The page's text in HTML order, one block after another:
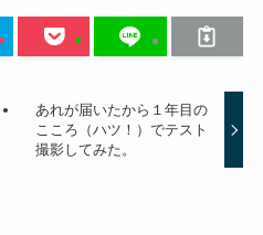
あれが届いたから１年目の
こころ（ハツ！）でテスト
撮影してみた。